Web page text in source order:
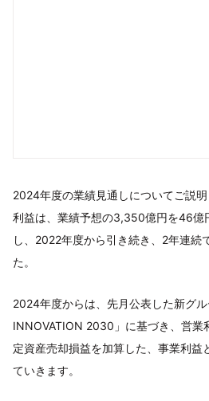
2024年度の業績見通しについてご説
利益は、業績予想の3,350億円を46
し、2022年度から引き続き、2年連続
た。
2024年度からは、先月公表した新グ
INNOVATION 2030」に基づき、営業
定資産売却損益を加算した、事業利益
ていきます。